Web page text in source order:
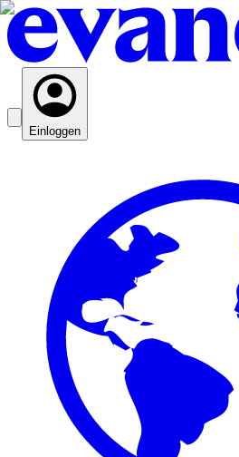
Einloggen